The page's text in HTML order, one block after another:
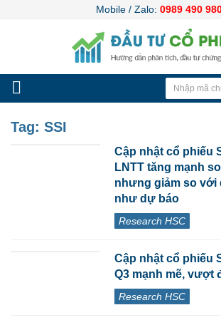
Mobile / Zalo: 0989 490
Tag: SSI
Cập nhật cổ phiếu
LNTT tăng mạnh
nhưng giảm so
như dự báo
Research HSC
Cập nhật cổ phiếu
Q3 mạnh mẽ, vượt
Research HSC